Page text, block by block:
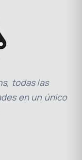
todas las
en un único